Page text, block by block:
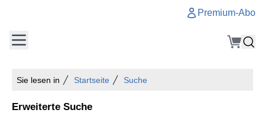
Premium-Abo
Sie lesen in Startseite Suche
Erweiterte Suche